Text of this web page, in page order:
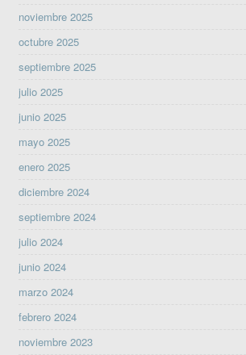
noviembre 2025
octubre 2025
septiembre 2025
julio 2025
junio 2025
mayo 2025
enero 2025
diciembre 2024
septiembre 2024
julio 2024
junio 2024
marzo 2024
febrero 2024
noviembre 2023